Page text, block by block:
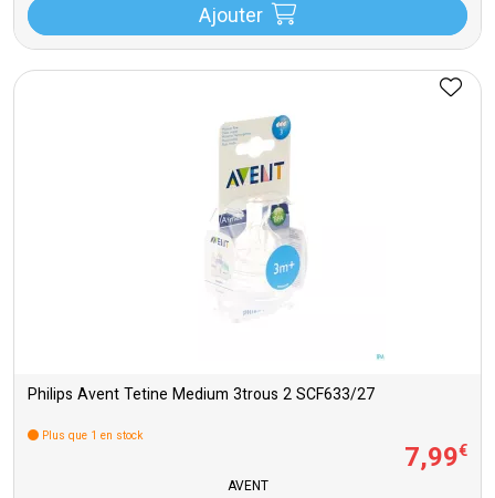
Ajouter
Philips Avent Tetine Medium 3trous 2 SCF633/27
Plus que 1 en stock
7,99€
AVENT